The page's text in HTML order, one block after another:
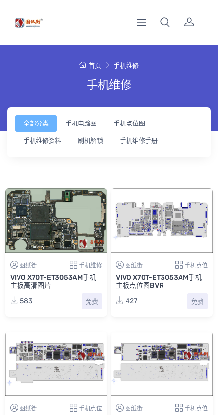
首页 手机维修
手机维修
全部分类 手机电路图 手机点位图
手机维修资料 刷机解锁 手机维修手册
图纸街 手机维修
VIVO X70T-ET3053AM手机
主板高清图片
583
免费
图纸街 手机点位
VIVO X70T-ET3053AM手机
主板点位图BVR
427
免费
图纸街 手机点位 图纸街 手机点位